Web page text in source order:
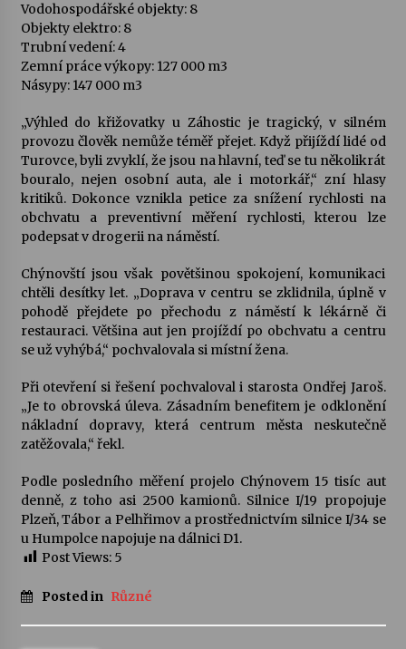
Ozvěny prázdnin
14. 7. 2026
Za kulturou kousek za Humpolec. V Želivě ožije
odkaz Josefa Čapka
13. 7. 2026
Varhanní recitál Michala Novenka v Klášteře
Želiv
3. 7. 2026
Petr Adamec – Malovaný svět
30. 6. 2026
Vodohospodářské objekty: 8
Objekty elektro: 8
Trubní vedení: 4
Zemní práce výkopy: 127 000 m3
Násypy: 147 000 m3
„Výhled do křižovatky u Záhostic je tragický, v silném
provozu člověk nemůže téměř přejet. Když přijíždí lidé od
Turovce, byli zvyklí, že jsou na hlavní, teď se tu několikrát
bouralo, nejen osobní auta, ale i motorkář,“ zní hlasy
kritiků. Dokonce vznikla petice za snížení rychlosti na
obchvatu a preventivní měření rychlosti, kterou lze
podepsat v drogerii na náměstí.
Chýnovští jsou však povětšinou spokojení, komunikaci
chtěli desítky let. „Doprava v centru se zklidnila, úplně v
pohodě přejdete po přechodu z náměstí k lékárně či
restauraci. Většina aut jen projíždí po obchvatu a centru
se už vyhýbá,“ pochvalovala si místní žena.
Při otevření si řešení pochvaloval i starosta Ondřej Jaroš.
„Je to obrovská úleva. Zásadním benefitem je odklonění
nákladní dopravy, která centrum města neskutečně
zatěžovala,“ řekl.
Podle posledního měření projelo Chýnovem 15 tisíc aut
denně, z toho asi 2500 kamionů. Silnice I/19 propojuje
Plzeň, Tábor a Pelhřimov a prostřednictvím silnice I/34 se
u Humpolce napojuje na dálnici D1.
Post Views: 5
Posted in Různé